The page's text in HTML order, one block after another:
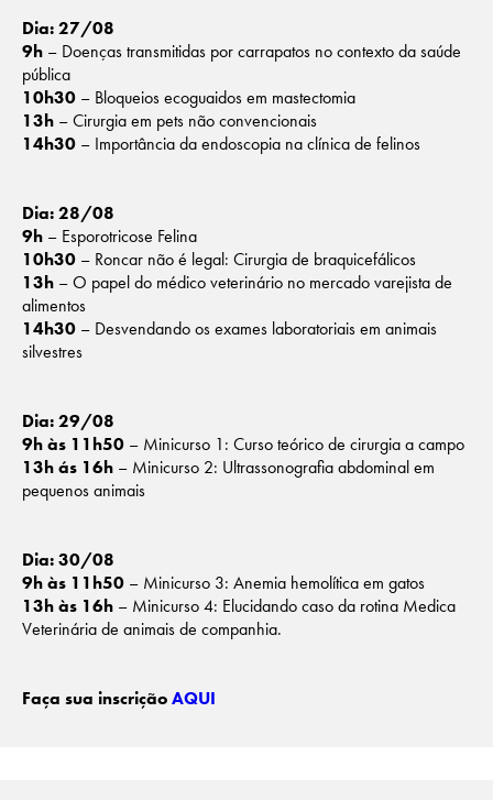
Dia: 27/08
9h – Doenças transmitidas por carrapatos no contexto da saúde
pública
10h30 – Bloqueios ecoguaidos em mastectomia
13h – Cirurgia em pets não convencionais
14h30 – Importância da endoscopia na clínica de felinos
Dia: 28/08
9h – Esporotricose Felina
10h30 – Roncar não é legal: Cirurgia de braquicefálicos
13h – O papel do médico veterinário no mercado varejista de
alimentos
14h30 – Desvendando os exames laboratoriais em animais
silvestres
Dia: 29/08
9h às 11h50 – Minicurso 1: Curso teórico de cirurgia a campo
13h ás 16h – Minicurso 2: Ultrassonografia abdominal em
pequenos animais
Dia: 30/08
9h às 11h50 – Minicurso 3: Anemia hemolítica em gatos
13h às 16h – Minicurso 4: Elucidando caso da rotina Medica
Veterinária de animais de companhia.
Faça sua inscriçãoAQUI